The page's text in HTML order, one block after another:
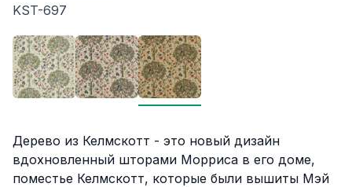
KST-697
Описание
Дерево из Келмскотт - это новый дизайн
вдохновленный шторами Морриса в его доме,
поместье Келмскотт, которые были вышиты Мэй